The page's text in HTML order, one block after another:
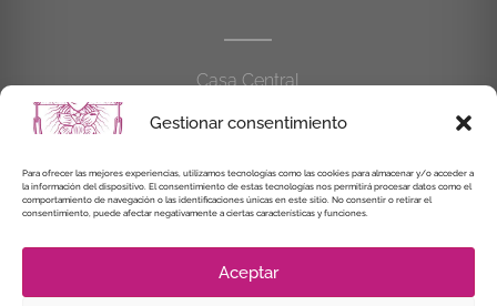
Gestionar consentimiento
Para ofrecer las mejores experiencias, utilizamos tecnologías como las cookies para almacenar y/o acceder a
la información del dispositivo. El consentimiento de estas tecnologías nos permitirá procesar datos como el
comportamiento de navegación o las identificaciones únicas en este sitio. No consentir o retirar el
consentimiento, puede afectar negativamente a ciertas características y funciones.
Aceptar
Casa Central
C/Cardenal Cisneros, 55
914 462 114
alianzaenjesuspormaria@gmail.com